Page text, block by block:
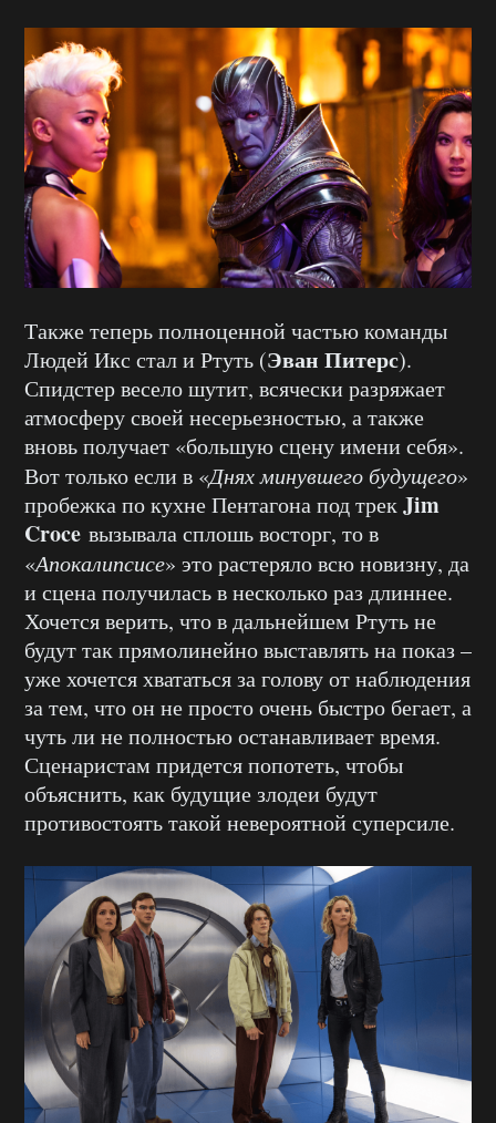
Также теперь полноценной частью команды
Людей Икс стал и Ртуть (Эван Питерс).
Спидстер весело шутит, всячески разряжает
атмосферу своей несерьезностью, а также
вновь получает «большую сцену имени себя».
Вот только если в «Днях минувшего будущего»
пробежка по кухне Пентагона под трекJim
Croce вызывала сплошь восторг, то в
«Апокалипсисе» это растеряло всю новизну, да
и сцена получилась в несколько раз длиннее.
Хочется верить, что в дальнейшем Ртуть не
будут так прямолинейно выставлять на показ –
уже хочется хвататься за голову от наблюдения
за тем, что он не просто очень быстро бегает, а
чуть ли не полностью останавливает время.
Сценаристам придется попотеть, чтобы
объяснить, как будущие злодеи будут
противостоять такой невероятной суперсиле.